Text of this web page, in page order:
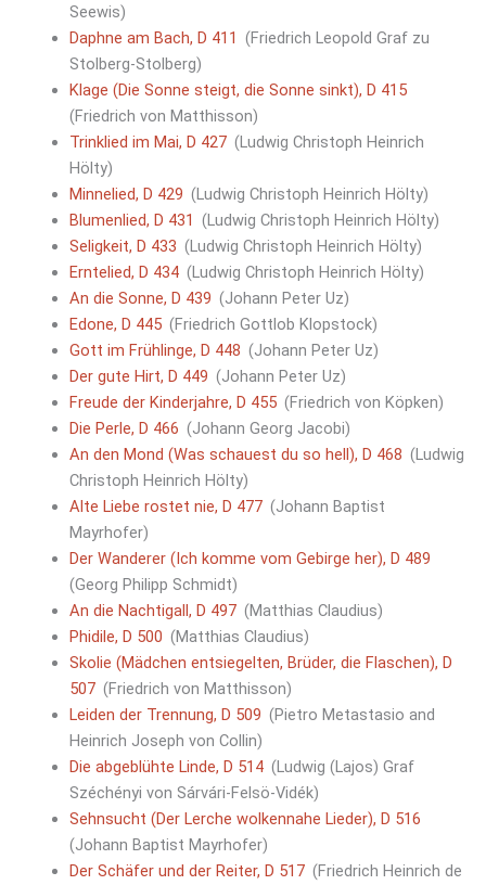
Seewis)
Daphne am Bach, D 411 (Friedrich Leopold Graf zu
Stolberg-Stolberg)
Klage (Die Sonne steigt, die Sonne sinkt), D 415
(Friedrich von Matthisson)
Trinklied im Mai, D 427(Ludwig Christoph Heinrich
Hölty)
Minnelied, D 429 (Ludwig Christoph Heinrich Hölty)
Blumenlied, D 431 (Ludwig Christoph Heinrich Hölty)
Seligkeit, D 433 (Ludwig Christoph Heinrich Hölty)
Erntelied, D 434(Ludwig Christoph Heinrich Hölty)
An die Sonne, D 439 (Johann Peter Uz)
Edone, D 445(Friedrich Gottlob Klopstock)
Gott im Frühlinge, D 448 (Johann Peter Uz)
Der gute Hirt, D 449 (Johann Peter Uz)
Freude der Kinderjahre, D 455(Friedrich von Köpken)
Die Perle, D 466 (Johann Georg Jacobi)
An den Mond (Was schauest du so hell), D 468 (Ludwig
Christoph Heinrich Hölty)
Alte Liebe rostet nie, D 477(Johann Baptist
Mayrhofer)
Der Wanderer (Ich komme vom Gebirge her), D 489
(Georg Philipp Schmidt)
An die Nachtigall, D 497(Matthias Claudius)
Phidile, D 500 (Matthias Claudius)
Skolie (Mädchen entsiegelten, Brüder, die Flaschen), D
507(Friedrich von Matthisson)
Leiden der Trennung, D 509 (Pietro Metastasio and
Heinrich Joseph von Collin)
Die abgeblühte Linde, D 514(Ludwig (Lajos) Graf
Széchényi von Sárvári-Felsö-Vidék)
Sehnsucht (Der Lerche wolkennahe Lieder), D 516
(Johann Baptist Mayrhofer)
Der Schäfer und der Reiter, D 517(Friedrich Heinrich de